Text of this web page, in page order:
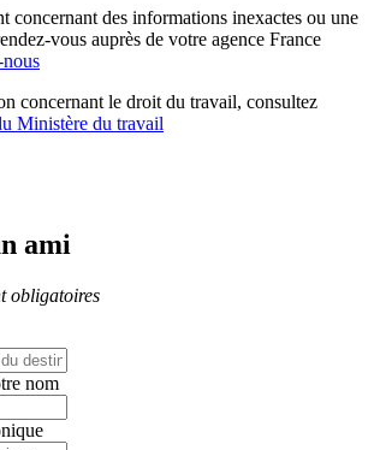
concernant des informations inexactes ou une
vous auprès de votre agence France
concernant le droit du travail, consultez
Ministère du travail
ami
obligatoires
nom